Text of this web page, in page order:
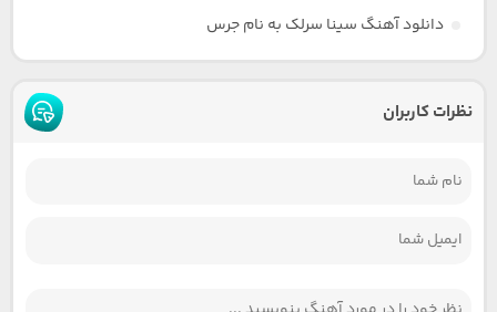
دانلود آهنگ سینا سرلک به نام جرس
نظرات کاربران